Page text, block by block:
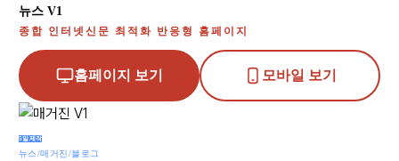
뉴스 V1
종합 인터넷신문 최적화 반응형 홈페이지
홈페이지 보기 모바일 보기
5일제작
뉴스/매거진/블로그